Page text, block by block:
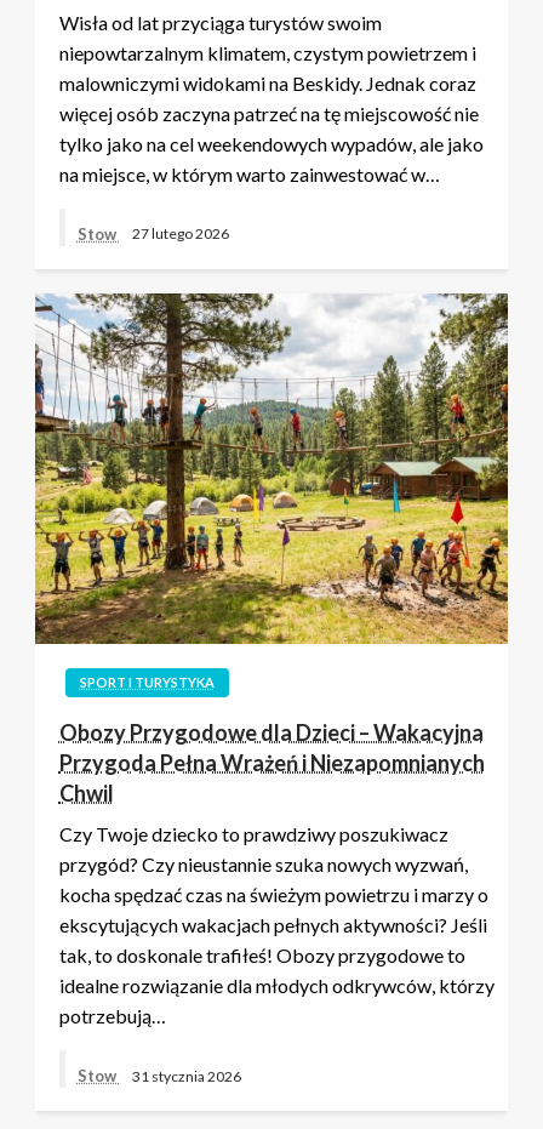
Wisła od lat przyciąga turystów swoim
niepowtarzalnym klimatem, czystym powietrzem i
malowniczymi widokami na Beskidy. Jednak coraz
więcej osób zaczyna patrzeć na tę miejscowość nie
tylko jako na cel weekendowych wypadów, ale jako
na miejsce, w którym warto zainwestować w…
Stow 27 lutego 2026
SPORT I TURYSTYKA
Obozy Przygodowe dla Dzieci – Wakacyjna
Przygoda Pełna Wrażeń i Niezapomnianych
Chwil
Czy Twoje dziecko to prawdziwy poszukiwacz
przygód? Czy nieustannie szuka nowych wyzwań,
kocha spędzać czas na świeżym powietrzu i marzy o
ekscytujących wakacjach pełnych aktywności? Jeśli
tak, to doskonale trafiłeś! Obozy przygodowe to
idealne rozwiązanie dla młodych odkrywców, którzy
potrzebują…
Stow 31 stycznia 2026